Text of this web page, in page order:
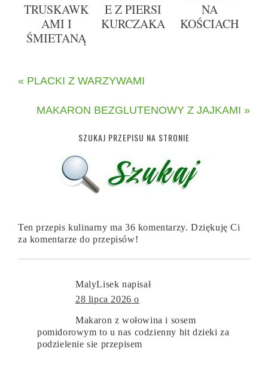
TRUSKAWK
AMI I
ŚMIETANĄ
E Z PIERSI
KURCZAKA
NA
KOŚCIACH
« PLACKI Z WARZYWAMI
MAKARON BEZGLUTENOWY Z JAJKAMI »
SZUKAJ PRZEPISU NA STRONIE
Ten przepis kulinarny ma 36 komentarzy. Dziękuję Ci
za komentarze do przepisów!
MalyLisek napisał
28 lipca 2026 o
Makaron z wołowina i sosem
pomidorowym to u nas codzienny hit dzieki za
podzielenie sie przepisem